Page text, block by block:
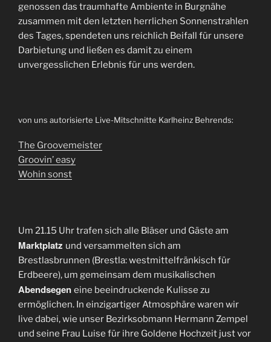
genossen das traumhafte Ambiente in Burgnähe
zusammen mit den letzten herrlichen Sonnenstrahlen
des Tages, spendeten uns reichlich Beifall für unsere
Darbietung und ließen es damit zu einem
unvergesslichen Erlebnis für uns werden.
von uns autorisierte Live-Mitschnitte Karlheinz Behrends:
The Groovemeister
Groovin’ easy
Wohin sonst
Um 21.15 Uhr trafen sich alle Bläser und Gäste am
Marktplatz und versammelten sich am
Brestlasbrunnen (Brestla: westmittelfränkisch für
Erdbeere), um gemeinsam dem musikalischen
Abendsegen eine beeindruckende Kulisse zu
ermöglichen. In einzigartiger Atmosphäre waren wir
live dabei, wie unser Bezirksobmann Hermann Zempel
und seine Frau Luise für ihre Goldene Hochzeit just vor